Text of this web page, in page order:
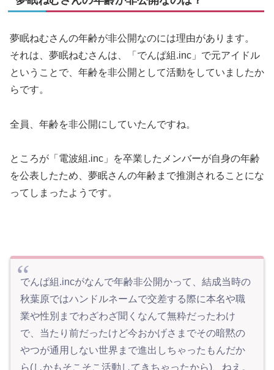
夢眠ねむさんの年齢が非公開なのには理由があります。
それは、夢眠ねむさんは、「でんぱ組.inc」で元アイドル
ということで、年齢を非公開として活動をしていましたか
らです。
全員、年齢を非公開にしていたんですね。
ところが「電波組.inc」を卒業したメンバーが自身の年齢
を公表したため、夢眠さんの年齢まで推測されることにな
ってしまったようです。
でんぱ組.incがなんで年齢非公開かって、結成当時の
秋葉原ではハンドルネームで交差する際に本名や職
業や性別までわざわざ聞くなんて無粋だったわけ
で、当たり前だったけど今おかげさまでその暗黙の
やつが通用しない世界まで進出しちゃったもんだか
ら(しかもそこそこ活動してきちゃったから)、ねえ。